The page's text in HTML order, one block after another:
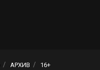
АРХИВ 16+